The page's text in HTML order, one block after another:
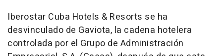
Iberostar Cuba Hotels & Resorts se ha
desvinculado de Gaviota, la cadena hotelera
controlada por el Grupo de Administración